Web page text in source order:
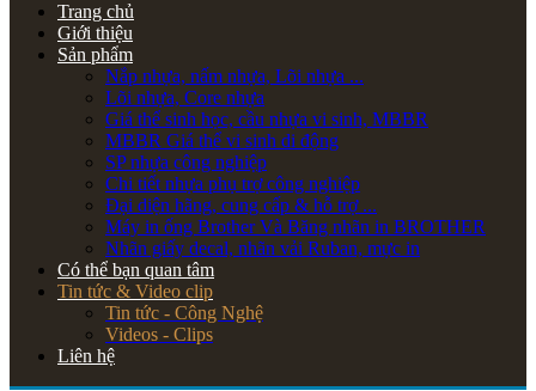
Trang chủ
Giới thiệu
Sản phẩm
Nắp nhựa, nấm nhựa, Lõi nhựa ...
Lõi nhựa, Core nhựa
Giá thể sinh học, cầu nhựa vi sinh, MBBR
MBBR Giá thể vi sinh di động
SP nhựa công nghiệp
Chi tiết nhựa phụ trợ công nghiệp
Đại diện hãng, cung cấp & hỗ trợ ...
Máy in ống Brother Và Băng nhãn in BROTHER
Nhãn giấy decal, nhãn vải Ruban, mực in
Có thể bạn quan tâm
Tin tức & Video clip
Tin tức - Công Nghệ
Videos - Clips
Liên hệ